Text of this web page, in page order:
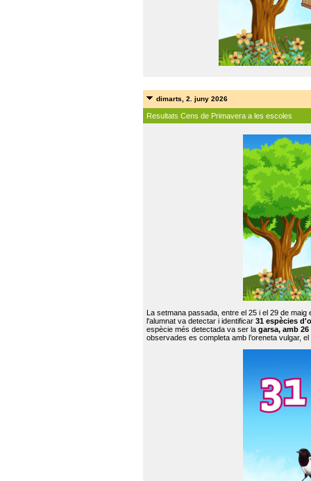
dimarts, 2. juny 2026
Resultats Cens de Primavera a les escoles
La setmana passada, entre el 25 i el 29 de
l'alumnat va detectar i identificar 31 espècies
espècie més detectada va ser la garsa, amb
observades es completa amb l’oreneta vulgar,